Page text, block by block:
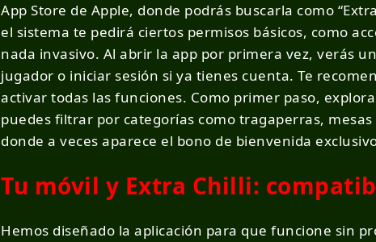
App Store de Apple, donde podrás buscarla como
el sistema te pedirá ciertos permisos básicos, como
nada invasivo. Al abrir la app por primera vez, verás
jugador o iniciar sesión si ya tienes cuenta. Te
activar todas las funciones. Como primer paso,
puedes filtrar por categorías como tragaperras,
donde a veces aparece el bono de bienvenida
Tu móvil y Extra Chilli:
Hemos diseñado la aplicación para que funcione sin